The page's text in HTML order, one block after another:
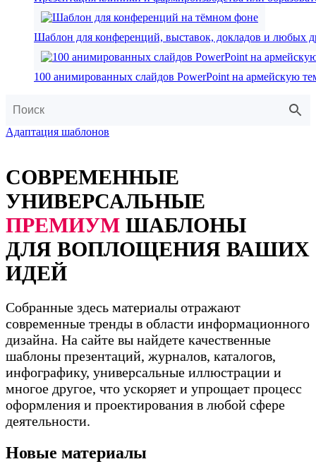
Шаблон для конференций, выставок, докладов и любых
100 анимированных слайдов PowerPoint на армейскую
Адаптация шаблонов
СОВРЕМЕННЫЕ
УНИВЕРСАЛЬНЫЕ
ПРЕМИУМ ШАБЛОНЫ
ДЛЯ ВОПЛОЩЕНИЯ ВАШИХ
ИДЕЙ
Собранные здесь материалы отражают
современные тренды в области информационного
дизайна. На сайте вы найдете качественные
шаблоны презентаций, журналов, каталогов,
инфографику, универсальные иллюстрации и
многое другое, что ускоряет и упрощает процесс
оформления и проектирования в любой сфере
деятельности.
Новые материалы